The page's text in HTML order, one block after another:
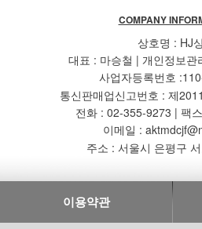
COMPANY
상호명 : HJ
대표 : 마승철 | 개인정보관
사업자등록번호
통신판매업신고번호 : 제
전화 : 02-355-9273 | 팩
이메일 :
주소 : 서울시 은평구
이용약관